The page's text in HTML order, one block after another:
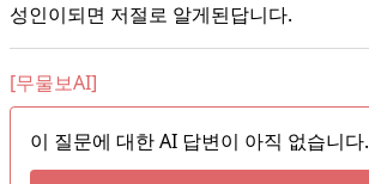
성인이되면 저절로 알게된답니다.
[무물보AI]
이 질문에 대한 AI 답변이 아직 없습니다.